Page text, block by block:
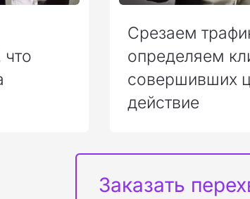
Срезаем
определяем
совершивших
действие
Заказать